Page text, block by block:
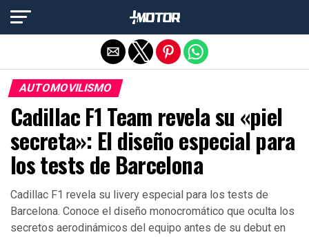
AUTOMOVILISMO
Cadillac F1 Team revela su «piel
secreta»: El diseño especial para
los tests de Barcelona
Cadillac F1 revela su livery especial para los tests de
Barcelona. Conoce el diseño monocromático que oculta los
secretos aerodinámicos del equipo antes de su debut en
Salir de la versión móvil